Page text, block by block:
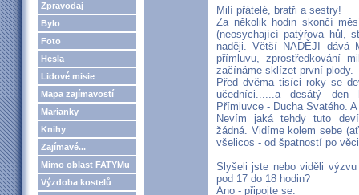
Zpravodaj
Bylo
Foto
Hesla
Lidové misie
Mapa zajímavostí
Marianky
Knihy
Zajímavé...
Mimo oblast FATYMu
Výzdoba kostelů
Milí přátelé, bratři a sestry!
Za několik hodin skončí
(neosychající patýřova hůl,
naději. Větší NADĚJI dává
přímluvu, zprostředkování
začínáme sklízet první plody.
Před dvěma tisíci roky se
učedníci......a desátý den
Přímluvce - Ducha Svatého.
Nevím jaká tehdy tuto
žádná. Vidíme kolem sebe
všelicos - od špatností po
Slyšeli jste nebo viděli
pod 17 do 18 hodin?
Ano - připojte se.